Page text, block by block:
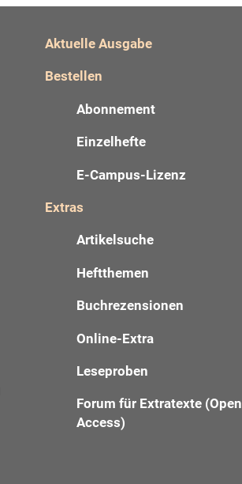
Aktuelle Ausgabe
Bestellen
Abonnement
Einzelhefte
E-Campus-Lizenz
Extras
Artikelsuche
Heftthemen
Buchrezensionen
Online-Extra
Leseproben
Forum für Extratexte (Open
Access)